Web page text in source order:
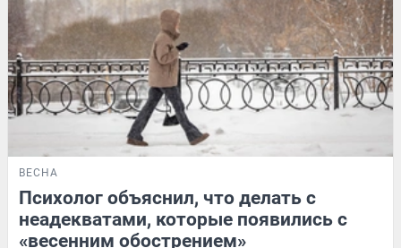
ВЕСНА
Психолог объяснил, что делать с
неадекватами, которые появились с
«весенним обострением»